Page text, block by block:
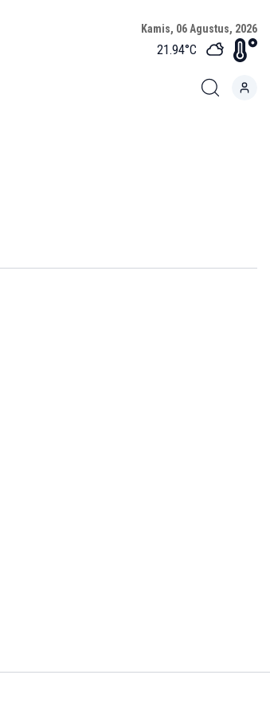
Kamis, 06 Agustus, 2026
21.94°C